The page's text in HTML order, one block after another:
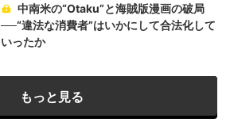
中南米の“Otaku”と海賊版漫画の破局
──“違法な消費者”はいかにして合法化して
いったか
もっと見る